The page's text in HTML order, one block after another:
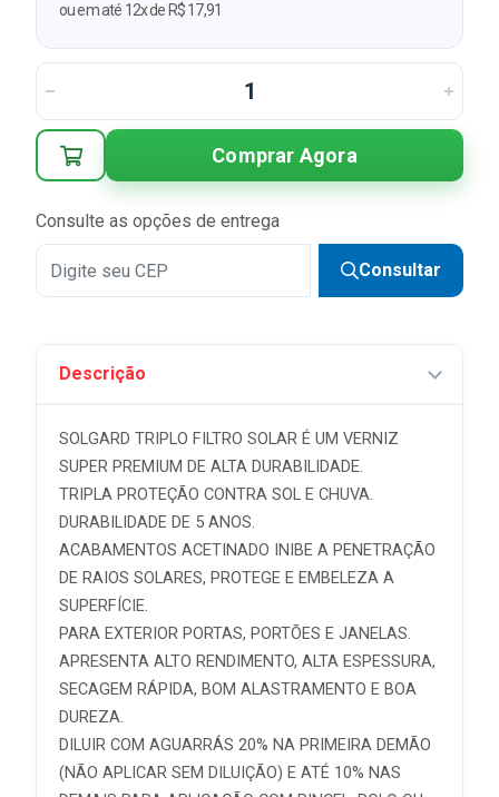
ou em até 12x de R$ 17,91
Comprar Agora
Consulte as opções de entrega
Consultar
Descrição
SOLGARD TRIPLO FILTRO SOLAR É UM VERNIZ
SUPER PREMIUM DE ALTA DURABILIDADE.
TRIPLA PROTEÇÃO CONTRA SOL E CHUVA.
DURABILIDADE DE 5 ANOS.
ACABAMENTOS ACETINADO INIBE A PENETRAÇÃO
DE RAIOS SOLARES, PROTEGE E EMBELEZA A
SUPERFÍCIE.
PARA EXTERIOR PORTAS, PORTÕES E JANELAS.
APRESENTA ALTO RENDIMENTO, ALTA ESPESSURA,
SECAGEM RÁPIDA, BOM ALASTRAMENTO E BOA
DUREZA.
DILUIR COM AGUARRÁS 20% NA PRIMEIRA DEMÃO
(NÃO APLICAR SEM DILUIÇÃO) E ATÉ 10% NAS